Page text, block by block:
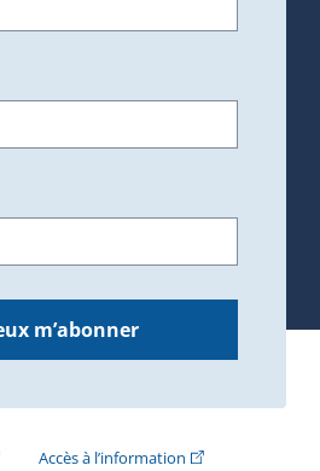
m’abonner
hyperlien externe s'ouvrira dans une
Accès à l’information(Cet hyperlien